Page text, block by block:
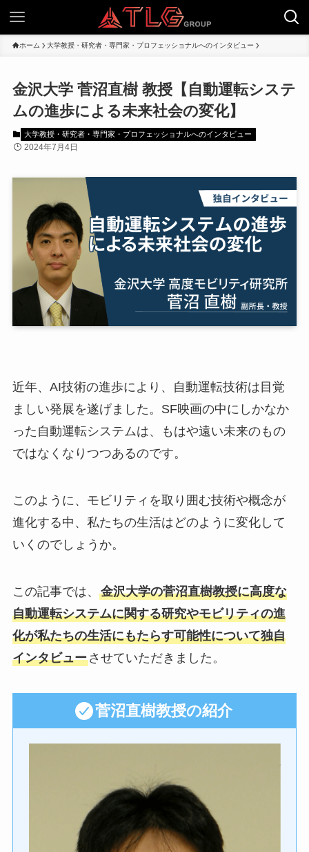
ホーム 大学教授・研究者・専門家・プロフェッショナルへのインタビュー
金沢大学 菅沼直樹 教授【自動運転システ
ムの進歩による未来社会の変化】
大学教授・研究者・専門家・プロフェッショナルへのインタビュー
2024年7月4日
近年、AI技術の進歩により、自動運転技術は目覚
ましい発展を遂げました。SF映画の中にしかなか
った自動運転システムは、もはや遠い未来のもの
ではなくなりつつあるのです。
このように、モビリティを取り囲む技術や概念が
進化する中、私たちの生活はどのように変化して
いくのでしょうか。
この記事では、 金沢大学の菅沼直樹教授に高度な
自動運転システムに関する研究やモビリティの進
化が私たちの生活にもたらす可能性について独自
インタビューさせていただきました。
菅沼直樹教授の紹介